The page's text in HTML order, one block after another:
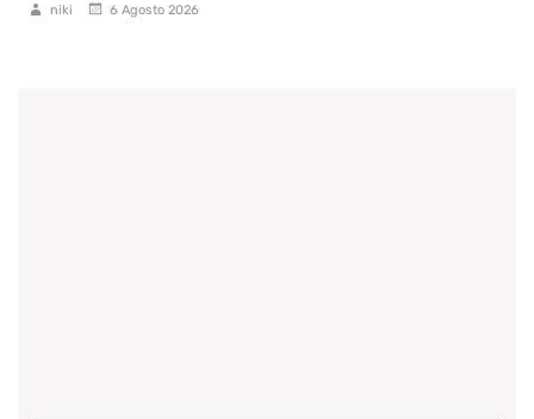
niki 6 Agosto 2026